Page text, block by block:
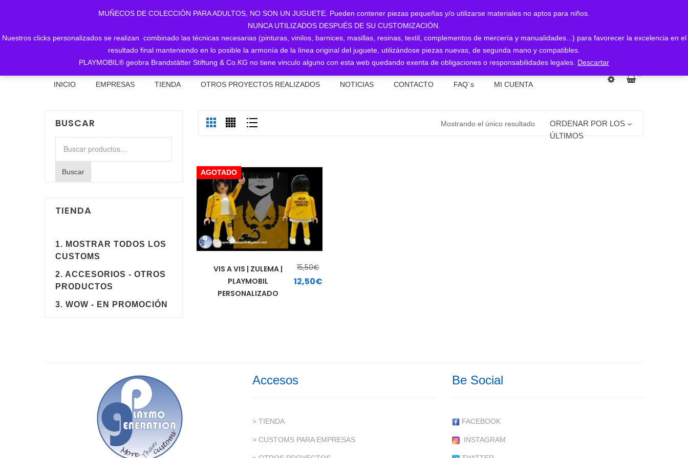
MUÑECOS DE COLECCIÓN PARA ADULTOS, NO SON UN JUGUETE. Pueden contener piezas pequeñas y/o utilizarse materiales no aptos para niños.
NUNCA UTILIZADOS DESPUÉS DE SU CUSTOMIZACIÓN.
Nuestros clicks personalizados se realizan combinado las técnicas necesarias (pinturas, vinilos, barnices, masillas, resinas, textil, complementos de mercería y manualidades...) para favorecer la excelencia en el
resultado final manteniendo en lo posible la armonía de la línea original del juguete, utilizándose piezas nuevas, de segunda mano y compatibles.
PLAYMOBIL® geobra Brandstätter Stiftung & Co.KG no tiene vinculo alguno con esta web quedando exenta de obligaciones o responsabilidades legales. Descartar
INICIO EMPRESAS TIENDA OTROS PROYECTOS REALIZADOS NOTICIAS CONTACTO FAQ´s MI CUENTA
BUSCAR
Buscar
TIENDA
1. MOSTRAR TODOS LOS
CUSTOMS
2. ACCESORIOS - OTROS
PRODUCTOS
3. WOW - EN PROMOCIÓN
Mostrando el único resultado
ORDENAR POR LOS
ÚLTIMOS
AGOTADO
VIS A VIS | ZULEMA |
PLAYMOBIL
PERSONALIZADO
15,50€
El precio original era: 15,50€.
12,50€
Accesos
> TIENDA
> CUSTOMS PARA EMPRESAS
Be Social
FACEBOOK
INSTAGRAM